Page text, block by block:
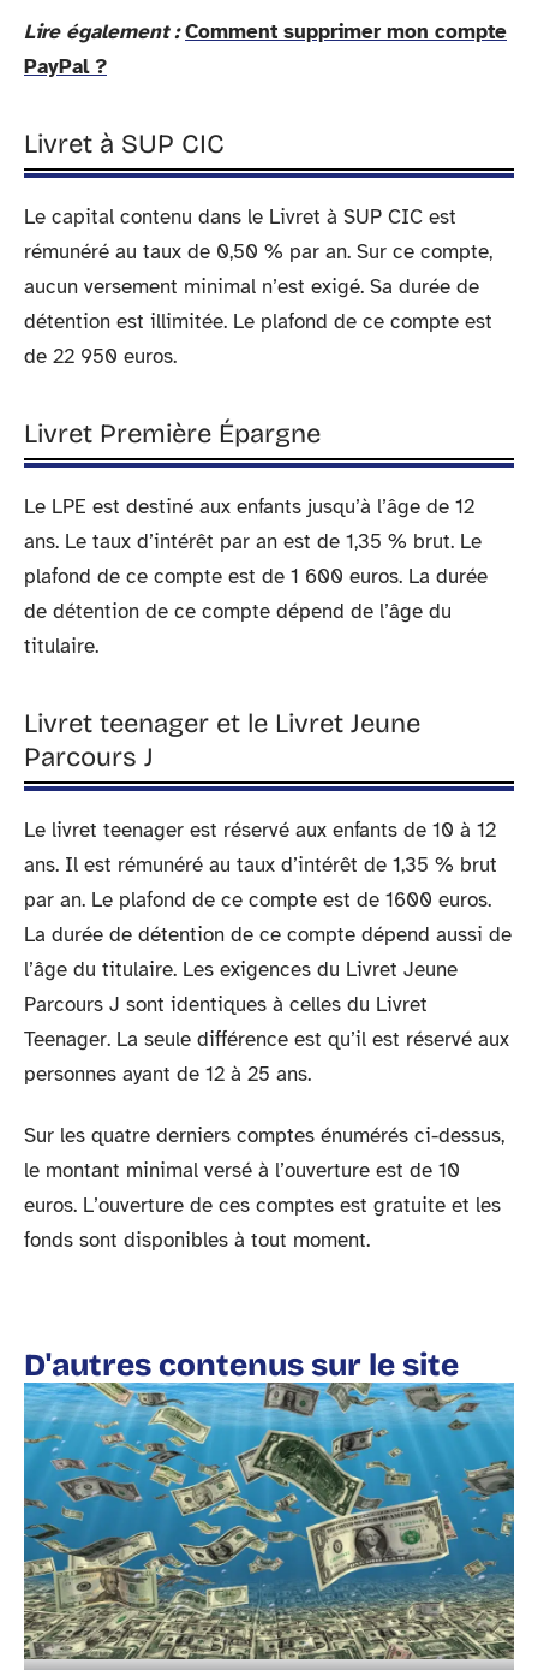
Lire également : Comment supprimer mon compte
PayPal ?
Livret à SUP CIC
Le capital contenu dans le Livret à SUP CIC est
rémunéré au taux de 0,50 % par an. Sur ce compte,
aucun versement minimal n’est exigé. Sa durée de
détention est illimitée. Le plafond de ce compte est
de 22 950 euros.
Livret Première Épargne
Le LPE est destiné aux enfants jusqu’à l’âge de 12
ans. Le taux d’intérêt par an est de 1,35 % brut. Le
plafond de ce compte est de 1 600 euros. La durée
de détention de ce compte dépend de l’âge du
titulaire.
Livret teenager et le Livret Jeune
Parcours J
Le livret teenager est réservé aux enfants de 10 à 12
ans. Il est rémunéré au taux d’intérêt de 1,35 % brut
par an. Le plafond de ce compte est de 1600 euros.
La durée de détention de ce compte dépend aussi de
l’âge du titulaire. Les exigences du Livret Jeune
Parcours J sont identiques à celles du Livret
Teenager. La seule différence est qu’il est réservé aux
personnes ayant de 12 à 25 ans.
Sur les quatre derniers comptes énumérés ci-dessus,
le montant minimal versé à l’ouverture est de 10
euros. L’ouverture de ces comptes est gratuite et les
fonds sont disponibles à tout moment.
D'autres contenus sur le site